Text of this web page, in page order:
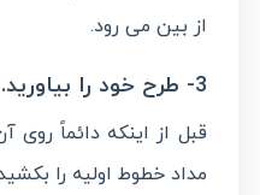
از بین می رود.
3- طرح خود را بیاورید.
قبل از اینکه دائماً روی
مداد خطوط اولیه را